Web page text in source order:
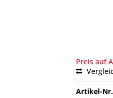
Preis auf
Artikel-